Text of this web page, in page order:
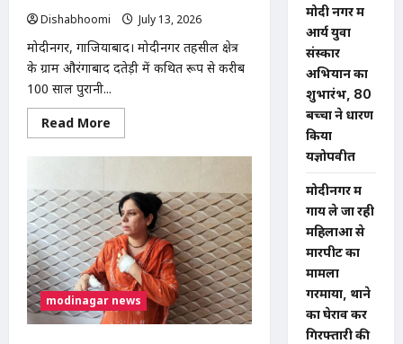
शव
रखकर
Dishabhoomi
July 13, 2026
मोदीनगर, गाजियाबाद। मोदीनगर तहसील क्षेत्र
के ग्राम औरंगाबाद दतेड़ी में कथित रूप से करीब
100 साल पुरानी...
Read More
more
मोदीनगर
साल
पुरानी
श्मशान
भूमि
पर
अवैध
कब्जे
का
आरोप,
भाकियू
(तेवतिया)
modinagar news
मोदी नगर में
आर्य युवा
संस्कार
अभियान का
शुभारंभ, 80
बच्चों ने धारण
किया
यज्ञोपवीत
मोदीनगर में
गाय ले जा रही
महिलाओं से
मारपीट का
मामला
गरमाया, थाने
का घेराव कर
गिरफ्तारी की